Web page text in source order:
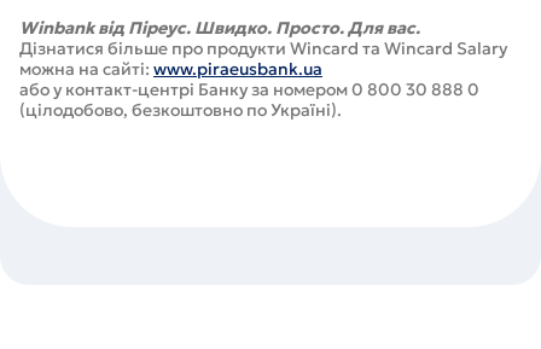
Winbank від Піреус. Швидко. Просто. Для вас.
Дізнатися більше про продукти Wincard та Wincard Salary
можна на сайті: www.piraeusbank.ua
або у контакт-центрі Банку за номером 0 800 30 888 0
(цілодобово, безкоштовно по Україні).